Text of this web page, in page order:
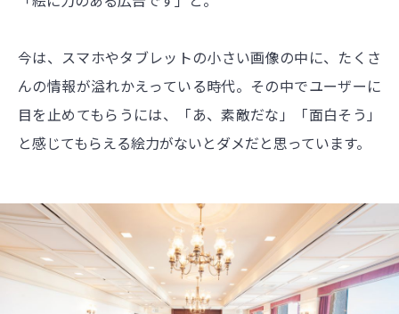
今は、スマホやタブレットの小さい画像の中に、たくさ
んの情報が溢れかえっている時代。その中でユーザーに
目を止めてもらうには、「あ、素敵だな」「面白そう」
と感じてもらえる絵力がないとダメだと思っています。